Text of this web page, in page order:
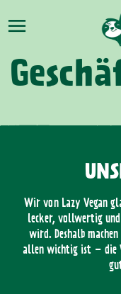
Inhalt
Wir von Lazy Vegan
lecker, vollwertig
wird. Deshalb
allen wichtig ist – die